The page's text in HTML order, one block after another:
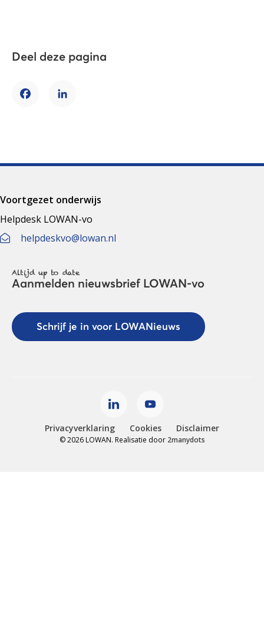
Deel deze pagina
FacebookLinkedIn
Voortgezet onderwijs
Helpdesk LOWAN-vo
helpdeskvo@lowan.nl
Altijd up to date
Aanmelden nieuwsbrief LOWAN-vo
Schrijf je in voor LOWANieuws
© 2026 LOWAN. Realisatie door 2manydots
Privacyverklaring Cookies Disclaimer